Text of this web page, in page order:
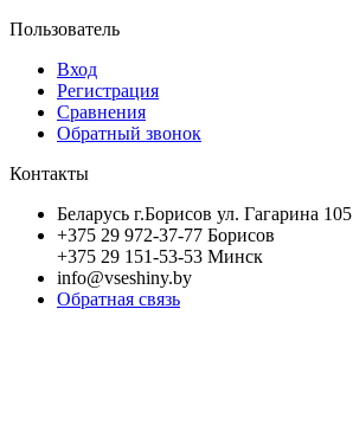
Пользователь
Вход
Регистрация
Сравнения
Обратный звонок
Контакты
Беларусь г.Борисов ул. Гагарина 105
+375 29 972-37-77 Борисов
+375 29 151-53-53 Минск
info@vseshiny.by
Обратная связь